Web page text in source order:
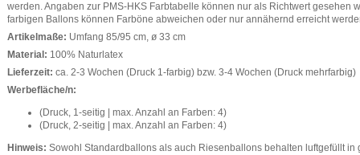
werden. Angaben zur PMS-HKS Farbtabelle können nur als Richtwert gesehen
farbigen Ballons können Farböne abweichen oder nur annähernd erreicht
Artikelmaße: Umfang 85/95 cm, ø 33 cm
Material: 100% Naturlatex
Lieferzeit: ca. 2-3 Wochen (Druck 1-farbig) bzw. 3-4 Wochen (Druck mehrfarbig)
Werbefläche/n:
(Druck, 1-seitig | max. Anzahl an Farben: 4)
(Druck, 2-seitig | max. Anzahl an Farben: 4)
Hinweis: Sowohl Standardballons als auch Riesenballons behalten luftgefüllt